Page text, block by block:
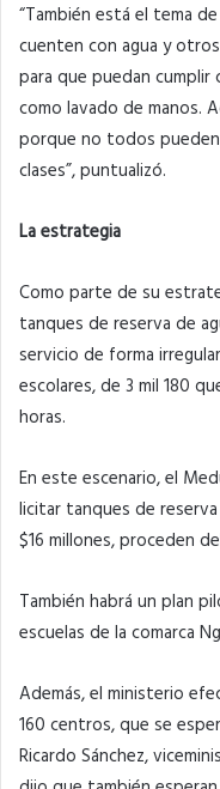
“También está el tema
cuenten con agua y
para que puedan
como lavado de manos.
porque no todos
clases”, puntualizó.
La estrategia
Como parte de su
tanques de reserva de
servicio de forma
escolares, de 3 mil 180
horas.
En este escenario, el
licitar tanques de
$16 millones, proceden
También habrá un plan
escuelas de la comarca
Además, el ministerio
160 centros, que se
Ricardo Sánchez,